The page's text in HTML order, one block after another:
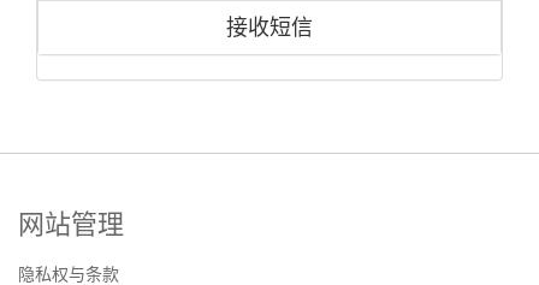
接收短信
网站管理
隐私权与条款